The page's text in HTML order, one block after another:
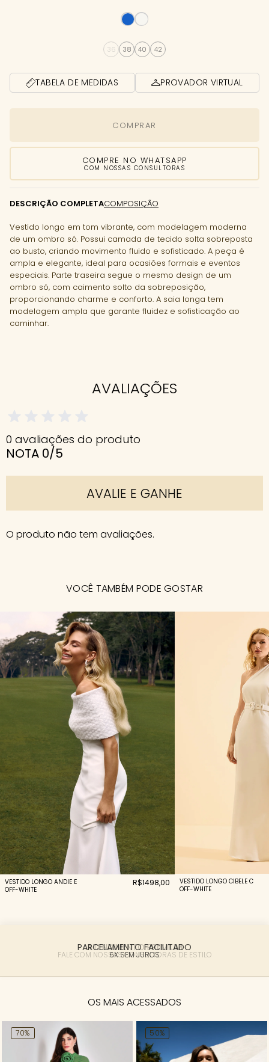
36 38 40 42
TABELA DE MEDIDAS PROVADOR VIRTUAL
COMPRAR
COMPRE NO WHATSAPP
COM NOSSAS CONSULTORAS
DESCRIÇÃO COMPLETACOMPOSIÇÃO
Vestido longo em tom vibrante, com modelagem moderna
de um ombro só. Possui camada de tecido solta sobreposta
ao busto, criando movimento fluido e sofisticado. A peça é
ampla e elegante, ideal para ocasiões formais e eventos
especiais. Parte traseira segue o mesmo design de um
ombro só, com caimento solto da sobreposição,
proporcionando charme e conforto. A saia longa tem
modelagem ampla que garante fluidez e sofisticação ao
caminhar.
AVALIAÇÕES
0 avaliações do produto
NOTA 0/5
AVALIE E GANHE
O produto não tem avaliações.
VOCÊ TAMBÉM PODE GOSTAR
VESTIDO LONGO ANDIE E
OFF-WHITE
R$1498,00
VESTIDO LONGO CIBELE C
OFF-WHITE
PARCELAMENTO FACILITADO
6X SEM JUROS
OS MAIS ACESSADOS
70% 50%